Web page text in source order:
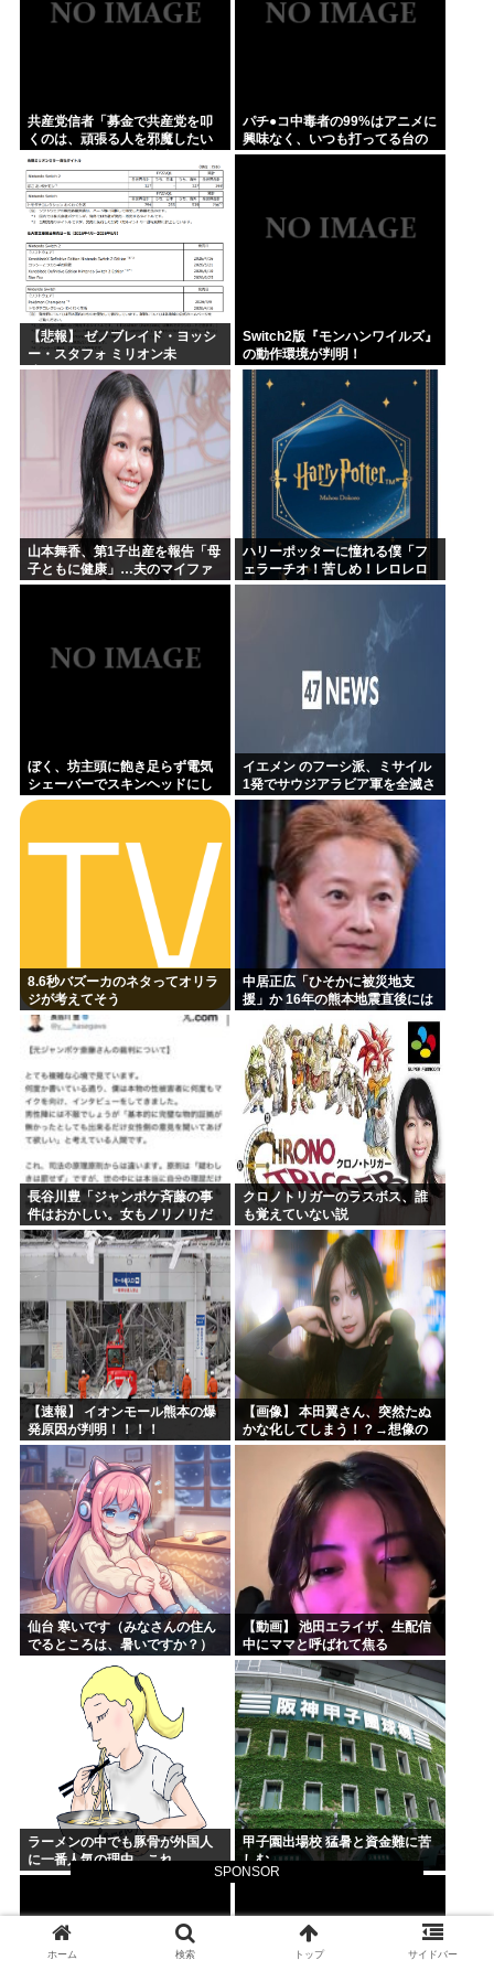
SPONSOR
共産党信者「募金で共産党を叩
くのは、頑張る人を邪魔したい
という日本人らしい薄暗い欲望
のせい」
パチ●コ中毒者の99%はアニメに
興味なく、いつも打ってる台の
原作も知らないという不都合な
【悲報】 ゼノブレイド・ヨッシ
ー・スタフォ ミリオン未
達・・・
Switch2版『モンハンワイルズ』
の動作環境が判明！
山本舞香、第1子出産を報告「母
子ともに健康」…夫のマイファ
ス・Hiroは「いいね」 森進一&
ハリーポッターに憧れる僕「フ
ェラーチオ！苦しめ！レロレロ
レロ」敵「うっ 」
ぼく、坊主頭に飽き足らず電気
シェーバーでスキンヘッドにし
てしまう
イエメン のフーシ派、ミサイル
1発でサウジアラビア軍を全滅さ
せてしまうww
8.6秒バズーカのネタってオリラ
ジが考えてそう
中居正広「ひそかに被災地支
援」か 16年の熊本地震直後には
くて良い”と、強まる福祉活動へ
の思い
長谷川豊「ジャンポケ斉藤の事
件はおかしい。女もノリノリだ
った冤罪だろ」
クロノトリガーのラスボス、誰
も覚えていない説
【速報】 イオンモール熊本の爆
発原因が判明！！！！
【画像】 本田翼さん、突然たぬ
かな化してしまう！？→想像の
20倍はたぬかなで草w w w w w
仙台 寒いです（みなさんの住ん
でるところは、暑いですか？）
【動画】 池田エライザ、生配信
中にママと呼ばれて焦る
ラーメンの中でも豚骨が外国人
に一番人気の理由←これ
甲子園出場校 猛暑と資金難に苦
しむ
ホーム 検索 トップ サイドバー